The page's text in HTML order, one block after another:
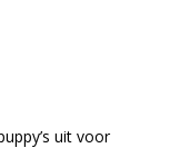
uit voor